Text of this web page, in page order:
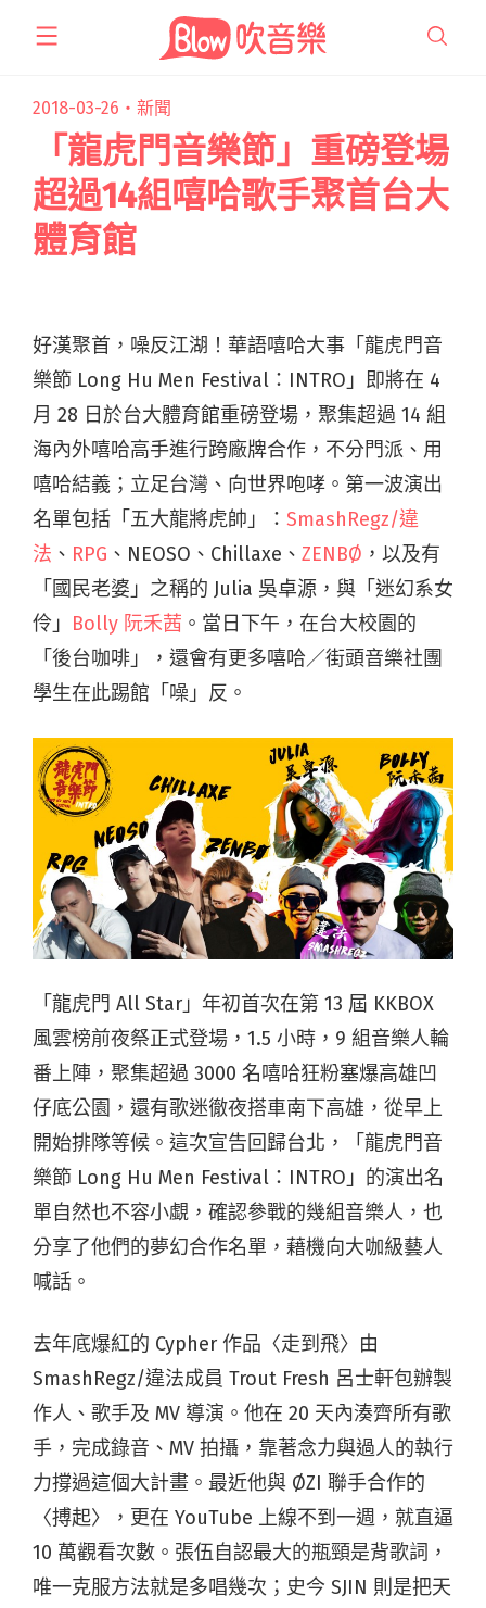
2018-03-26・ 新聞
「龍虎門音樂節」重磅登場
超過14組嘻哈歌手聚首台大
體育館
好漢聚首，噪反江湖！華語嘻哈大事「龍虎門音
樂節 Long Hu Men Festival：INTRO」即將在 4
月 28 日於台大體育館重磅登場，聚集超過 14 組
海內外嘻哈高手進行跨廠牌合作，不分門派、用
嘻哈結義；立足台灣、向世界咆哮。第一波演出
名單包括「五大龍將虎帥」： SmashRegz/違
法 、 RPG 、NEOSO、Chillaxe、 ZENBØ ，以及有
「國民老婆」之稱的 Julia 吳卓源，與「迷幻系女
伶」 Bolly 阮禾茜 。當日下午，在台大校園的
「後台咖啡」，還會有更多嘻哈／街頭音樂社團
學生在此踢館「噪」反。
「龍虎門 All Star」年初首次在第 13 屆 KKBOX
風雲榜前夜祭正式登場，1.5 小時，9 組音樂人輪
番上陣，聚集超過 3000 名嘻哈狂粉塞爆高雄凹
仔底公園，還有歌迷徹夜搭車南下高雄，從早上
開始排隊等候。這次宣告回歸台北，「龍虎門音
樂節 Long Hu Men Festival：INTRO」的演出名
單自然也不容小覷，確認參戰的幾組音樂人，也
分享了他們的夢幻合作名單，藉機向大咖級藝人
喊話。
去年底爆紅的 Cypher 作品〈走到飛〉由
SmashRegz/違法成員 Trout Fresh 呂士軒包辦製
作人、歌手及 MV 導演。他在 20 天內湊齊所有歌
手，完成錄音、MV 拍攝，靠著念力與過人的執行
力撐過這個大計畫。最近他與 ØZI 聯手合作的
〈搏起〉，更在 YouTube 上線不到一週，就直逼
10 萬觀看次數。張伍自認最大的瓶頸是背歌詞，
唯一克服方法就是多唱幾次；史今 SJIN 則是把天